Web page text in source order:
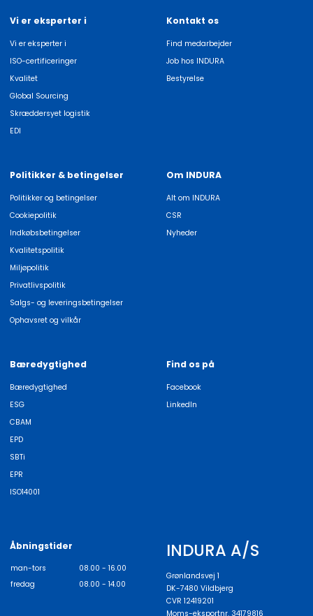
Vi er eksperter i
Vi er eksperter i
ISO-certificeringer
Kvalitet
Global Sourcing
Skræddersyet logistik
EDI
Kontakt os
Find medarbejder
Job hos INDURA
Bestyrelse
Politikker & betingelser
Politikker og betingelser
Cookiepolitik
Indkøbsbetingelser
Kvalitetspolitik
Miljøpolitik
Privatlivspolitik
Salgs- og leveringsbetingelser
Ophavsret og vilkår
Om INDURA
Alt om INDURA
CSR
Nyheder
Bæredygtighed
Bæredygtighed
ESG
CBAM
EPD
SBTi
EPR
ISO14001
Find os på
Facebook
LinkedIn
Åbningstider
man-tors
08.00 - 16.00
fredag
08.00 - 14.00
INDURA A/S
Grønlandsvej 1
DK-7480 Vildbjerg
CVR 12419201
Moms-eksportnr. 34179816